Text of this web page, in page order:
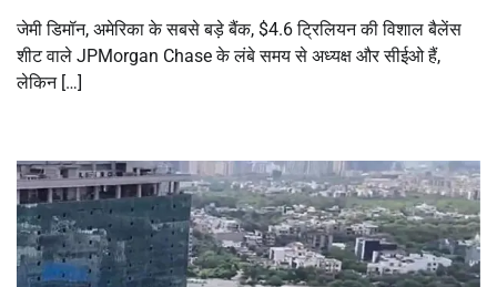
जेमी डिमॉन, अमेरिका के सबसे बड़े बैंक, $4.6 ट्रिलियन की विशाल बैलेंस
शीट वाले JPMorgan Chase के लंबे समय से अध्यक्ष और सीईओ हैं,
लेकिन […]